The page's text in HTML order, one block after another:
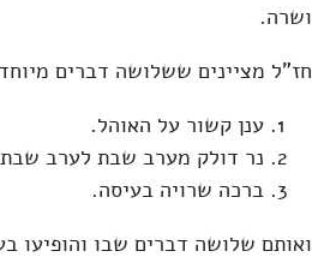
ושרה.
חז"ל מציינים ששלושה דברים
ענן קשור על האוהל.
נר דולק מערב שבת לערב
ברכה שרויה בעיסה.
ואותם שלושה דברים שבו והופיעו